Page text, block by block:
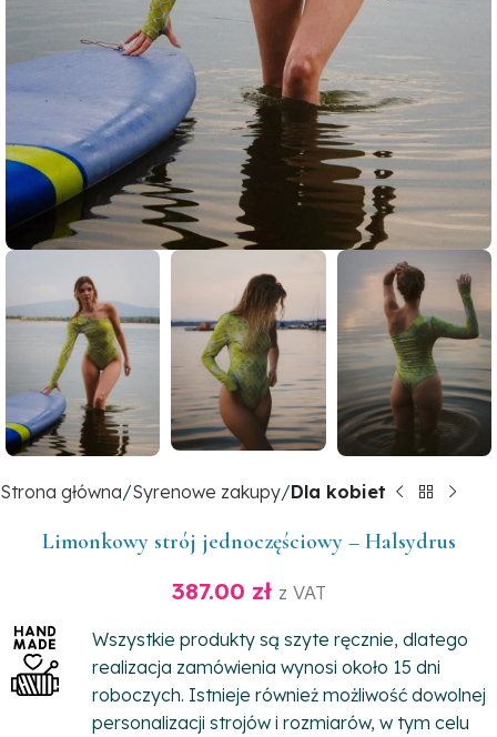
Strona główna Syrenowe zakupy Dla kobiet
Limonkowy strój jednoczęściowy – Halsydrus
387.00 zł z VAT
Wszystkie produkty są szyte ręcznie, dlatego
realizacja zamówienia wynosi około 15 dni
roboczych. Istnieje również możliwość dowolnej
personalizacji strojów i rozmiarów, w tym celu